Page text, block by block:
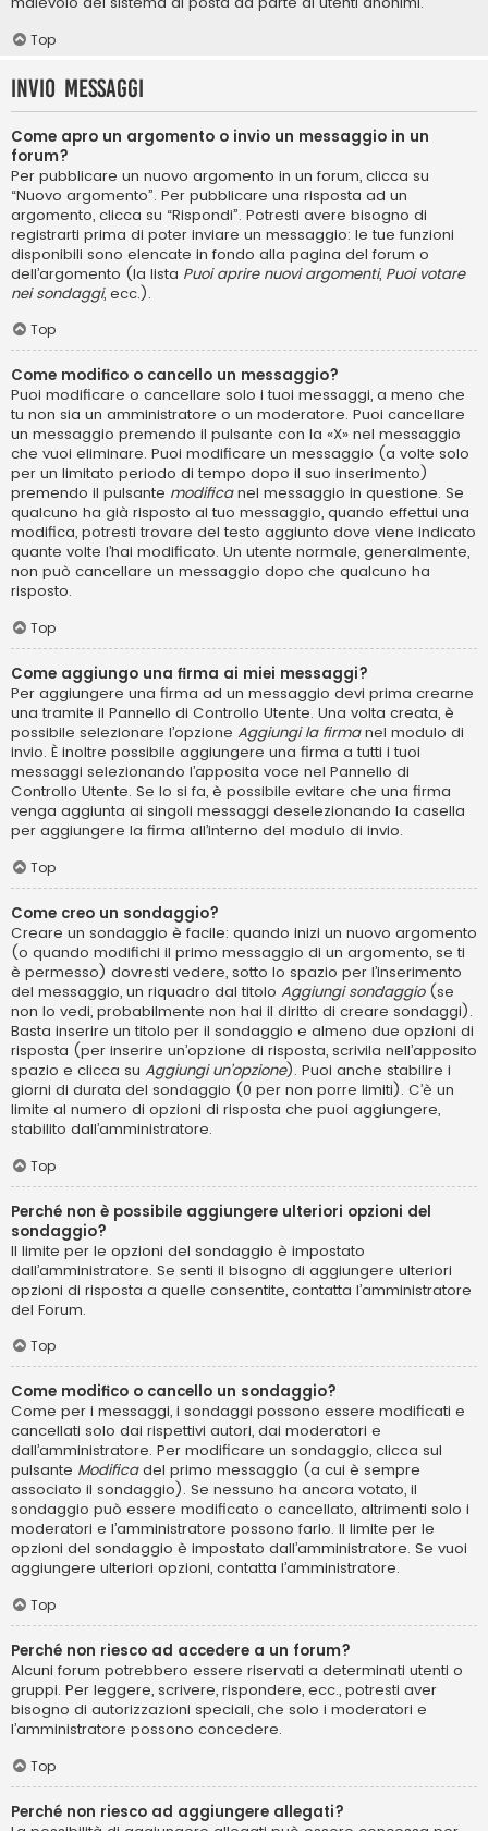
Top
Invio Messaggi
Come apro un argomento o invio un messaggio in un
forum?
Per pubblicare un nuovo argomento in un forum, clicca su
“Nuovo argomento”. Per pubblicare una risposta ad un
argomento, clicca su “Rispondi”. Potresti avere bisogno di
registrarti prima di poter inviare un messaggio: le tue funzioni
disponibili sono elencate in fondo alla pagina del forum o
dell’argomento (la lista Puoi aprire nuovi argomenti, Puoi votare
nei sondaggi, ecc.).
Top
Come modifico o cancello un messaggio?
Puoi modificare o cancellare solo i tuoi messaggi, a meno che
tu non sia un amministratore o un moderatore. Puoi cancellare
un messaggio premendo il pulsante con la «X» nel messaggio
che vuoi eliminare. Puoi modificare un messaggio (a volte solo
per un limitato periodo di tempo dopo il suo inserimento)
premendo il pulsante modificanel messaggio in questione. Se
qualcuno ha già risposto al tuo messaggio, quando effettui una
modifica, potresti trovare del testo aggiunto dove viene indicato
quante volte l’hai modificato. Un utente normale, generalmente,
non può cancellare un messaggio dopo che qualcuno ha
risposto.
Top
Come aggiungo una firma ai miei messaggi?
Per aggiungere una firma ad un messaggio devi prima crearne
una tramite il Pannello di Controllo Utente. Una volta creata, è
possibile selezionare l’opzione Aggiungi la firmanel modulo di
invio. È inoltre possibile aggiungere una firma a tutti i tuoi
messaggi selezionando l’apposita voce nel Pannello di
Controllo Utente. Se lo si fa, è possibile evitare che una firma
venga aggiunta ai singoli messaggi deselezionando la casella
per aggiungere la firma all’interno del modulo di invio.
Top
Come creo un sondaggio?
Creare un sondaggio è facile: quando inizi un nuovo argomento
(o quando modifichi il primo messaggio di un argomento, se ti
è permesso) dovresti vedere, sotto lo spazio per l’inserimento
del messaggio, un riquadro dal titolo Aggiungi sondaggio(se
non lo vedi, probabilmente non hai il diritto di creare sondaggi).
Basta inserire un titolo per il sondaggio e almeno due opzioni di
risposta (per inserire un’opzione di risposta, scrivila nell’apposito
spazio e clicca su Aggiungi un’opzione). Puoi anche stabilire i
giorni di durata del sondaggio (0 per non porre limiti). C’è un
limite al numero di opzioni di risposta che puoi aggiungere,
stabilito dall’amministratore.
Top
Perché non è possibile aggiungere ulteriori opzioni del
sondaggio?
Il limite per le opzioni del sondaggio è impostato
dall’amministratore. Se senti il bisogno di aggiungere ulteriori
opzioni di risposta a quelle consentite, contatta l’amministratore
del Forum.
Top
Come modifico o cancello un sondaggio?
Come per i messaggi, i sondaggi possono essere modificati e
cancellati solo dai rispettivi autori, dai moderatori e
dall’amministratore. Per modificare un sondaggio, clicca sul
pulsante Modificadel primo messaggio (a cui è sempre
associato il sondaggio). Se nessuno ha ancora votato, il
sondaggio può essere modificato o cancellato, altrimenti solo i
moderatori e l’amministratore possono farlo. Il limite per le
opzioni del sondaggio è impostato dall’amministratore. Se vuoi
aggiungere ulteriori opzioni, contatta l’amministratore.
Top
Perché non riesco ad accedere a un forum?
Alcuni forum potrebbero essere riservati a determinati utenti o
gruppi. Per leggere, scrivere, rispondere, ecc., potresti aver
bisogno di autorizzazioni speciali, che solo i moderatori e
l’amministratore possono concedere.
Top
Perché non riesco ad aggiungere allegati?